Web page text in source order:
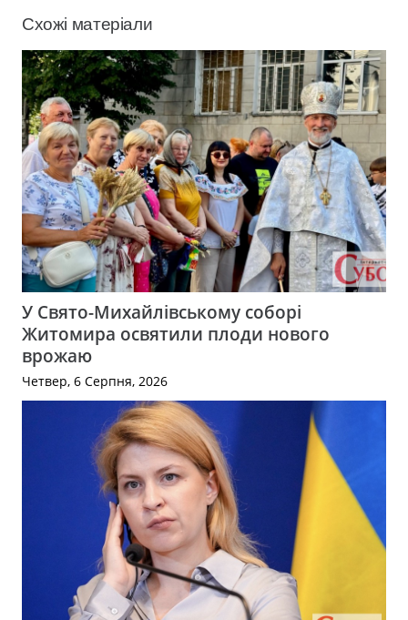
Схожі матеріали
У Свято-Михайлівському соборі
Житомира освятили плоди нового
врожаю
Четвер, 6 Серпня, 2026